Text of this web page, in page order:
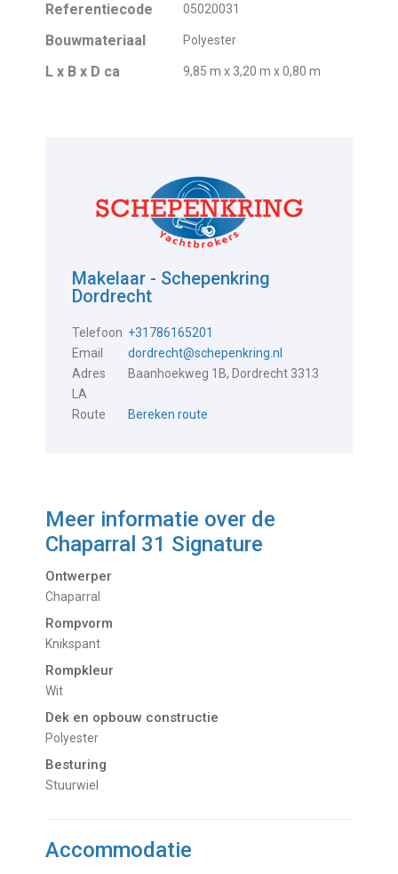
Referentiecode 05020031
Bouwmateriaal Polyester
L x B x D ca 9,85 m x 3,20 m x 0,80 m
Makelaar - Schepenkring
Dordrecht
Telefoon +31786165201
Email
dordrecht@schepenkring.nl
Adres
Baanhoekweg 1B, Dordrecht 3313
LA
Route
Bereken route
Meer informatie over de
Chaparral 31 Signature
Ontwerper
Chaparral
Rompvorm
Knikspant
Rompkleur
Wit
Dek en opbouw constructie
Polyester
Besturing
Stuurwiel
Accommodatie